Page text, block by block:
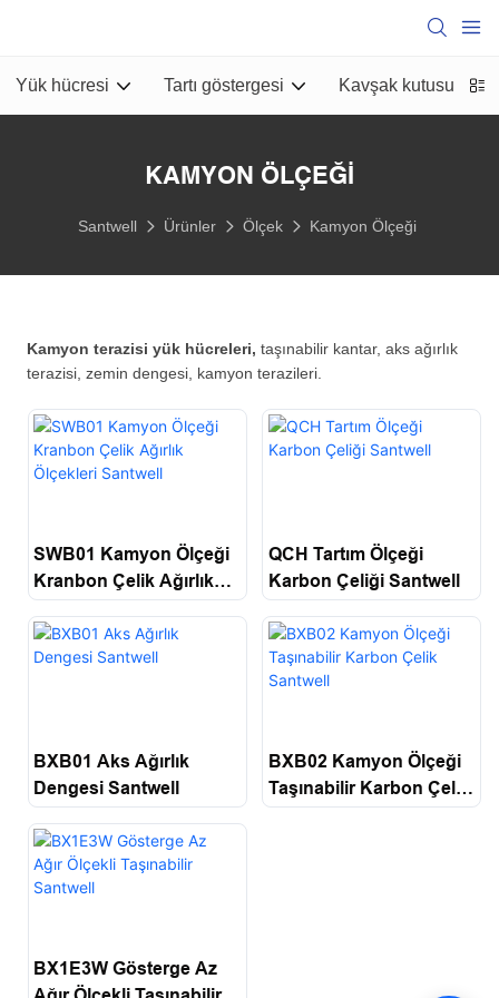
Yük hücresi Tartı göstergesi Kavşak kutusu
KAMYON ÖLÇEĞI
Santwell Ürünler Ölçek Kamyon Ölçeği
Kamyon terazisi yük hücreleri, taşınabilir kantar, aks ağırlık
terazisi, zemin dengesi, kamyon terazileri.
SWB01 Kamyon Ölçeği
Kranbon Çelik Ağırlık
QCH Tartım Ölçeği
Karbon Çeliği Santwell
BXB01 Aks Ağırlık
Dengesi Santwell
BXB02 Kamyon Ölçeği
Taşınabilir Karbon Çelik
BX1E3W Gösterge Az